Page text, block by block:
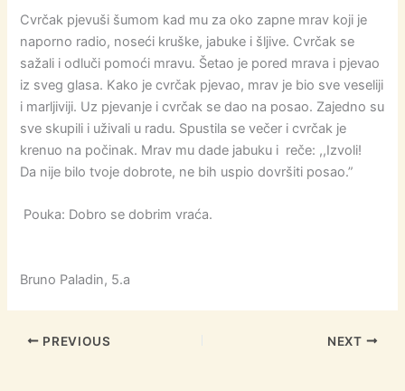
Cvrčak pjevuši šumom kad mu za oko zapne mrav koji je
naporno radio, noseći kruške, jabuke i šljive. Cvrčak se
sažali i odluči pomoći mravu. Šetao je pored mrava i pjevao
iz sveg glasa. Kako je cvrčak pjevao, mrav je bio sve veseliji
i marljiviji. Uz pjevanje i cvrčak se dao na posao. Zajedno su
sve skupili i uživali u radu. Spustila se večer i cvrčak je
krenuo na počinak. Mrav mu dade jabuku i reče: ,,Izvoli!
Da nije bilo tvoje dobrote, ne bih uspio dovršiti posao.”
Pouka: Dobro se dobrim vraća.
Bruno Paladin, 5.a
PREVIOUS NEXT